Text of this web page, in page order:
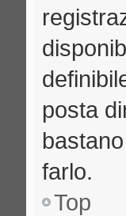
posta
farlo.
Top